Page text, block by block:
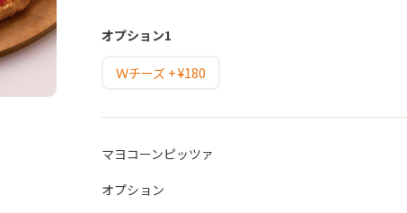
オプション1
Ｗチーズ + ¥180
マヨコーンピッツァ
オプション